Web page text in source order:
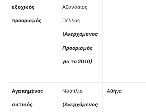
εξοχικός
προορισμός
Αθανάσιος
Πέλλας
(Ανερχόμενος
Προορισμός
για το 2010)
Αγαπημένος
αστικός
Ναύπλιο
(Ανερχόμενος
Αθήνα